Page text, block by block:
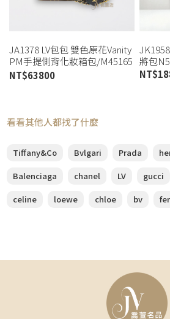
JA1378 LV包包 雙色原花Vanity
PM手提側背化妝箱包/M45165
(桃園店)
NT$63800
將包
NT$
看看其他人都找了什麼
Tiffany&Co Bvlgari Prada
Balenciaga
chanel LV gucci
celine
loewe chloe bv